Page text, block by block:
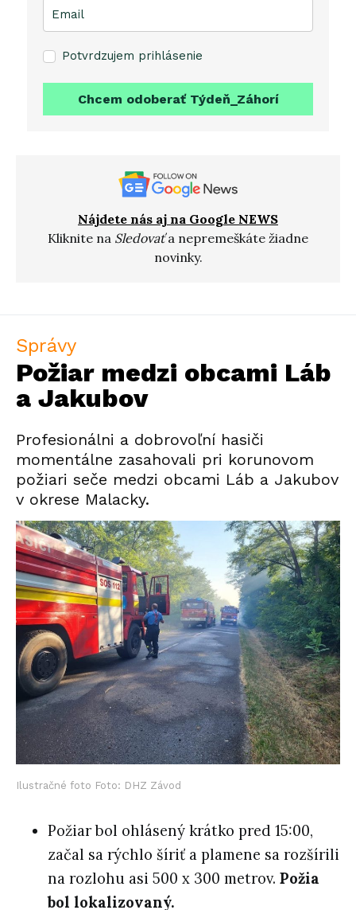
Potvrdzujem prihlásenie
Chcem odoberať Týdeň_Záhorí
Nájdete nás aj na Google NEWS
Kliknite na Sledovaťa nepremeškáte žiadne
novinky.
Správy
Požiar medzi obcami Láb
a Jakubov
Profesionálni a dobrovoľní hasiči
momentálne zasahovali pri korunovom
požiari seče medzi obcami Láb a Jakubov
v okrese Malacky.
Ilustračné foto Foto: DHZ Závod
Požiar bol ohlásený krátko pred 15:00,
začal sa rýchlo šíriť a plamene sa rozšírili
na rozlohu asi 500 x 300 metrov. Požia
bol lokalizovaný.